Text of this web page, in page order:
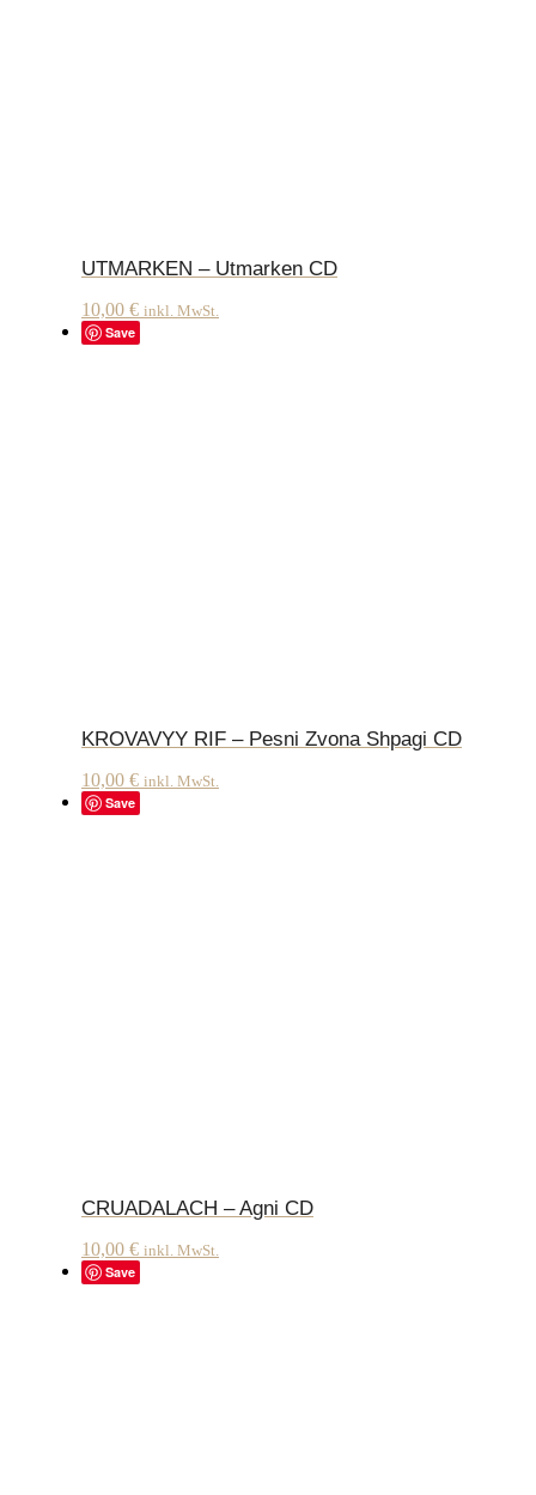
UTMARKEN – Utmarken CD
10,00 € inkl. MwSt.
Save
KROVAVYY RIF – Pesni Zvona Shpagi CD
10,00 € inkl. MwSt.
Save
CRUADALACH – Agni CD
10,00 € inkl. MwSt.
Save